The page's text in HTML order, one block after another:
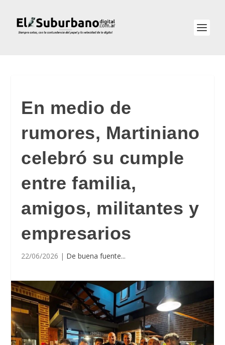
En medio de
rumores, Martiniano
celebró su cumple
entre familia,
amigos, militantes y
empresarios
22/06/2026 | De buena fuente...